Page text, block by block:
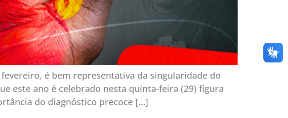
é bem representativa da singularidade do
este ano é celebrado nesta quinta-feira (29) figura
do diagnóstico precoce […]